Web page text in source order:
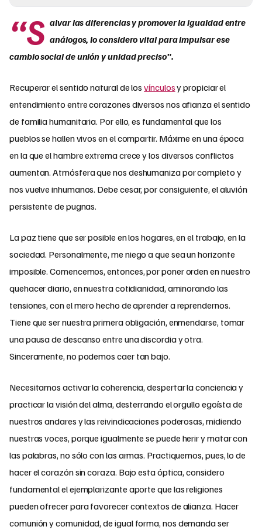
“S alvar las diferencias y promover la igualdad entre
análogos, lo considero vital para impulsar ese
cambio social de unión y unidad preciso”.
Recuperar el sentido natural de losvínculosy propiciar el
entendimiento entre corazones diversos nos afianza el sentido
de familia humanitaria. Por ello, es fundamental que los
pueblos se hallen vivos en el compartir. Máxime en una época
en la que el hambre extrema crece y los diversos conflictos
aumentan. Atmósfera que nos deshumaniza por completo y
nos vuelve inhumanos. Debe cesar, por consiguiente, el aluvión
persistente de pugnas.
La paz tiene que ser posible en los hogares, en el trabajo, en la
sociedad. Personalmente, me niego a que sea un horizonte
imposible. Comencemos, entonces, por poner orden en nuestro
quehacer diario, en nuestra cotidianidad, aminorando las
tensiones, con el mero hecho de aprender a reprendernos.
Tiene que ser nuestra primera obligación, enmendarse, tomar
una pausa de descanso entre una discordia y otra.
Sinceramente, no podemos caer tan bajo.
Necesitamos activar la coherencia, despertar la conciencia y
practicar la visión del alma, desterrando el orgullo egoísta de
nuestros andares y las reivindicaciones poderosas, midiendo
nuestras voces, porque igualmente se puede herir y matar con
las palabras, no sólo con las armas. Practiquemos, pues, lo de
hacer el corazón sin coraza. Bajo esta óptica, considero
fundamental el ejemplarizante aporte que las religiones
pueden ofrecer para favorecer contextos de alianza. Hacer
comunión y comunidad, de igual forma, nos demanda ser